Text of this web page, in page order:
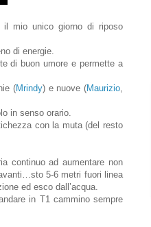
il mio unico giorno di riposo
di energie.
di buon umore e permette a
(Mrindy) e nuove (Maurizio,
in senso orario.
con la muta (del resto
continuo ad aumentare non
5-6 metri fuori linea
ed esco dall’acqua.
in T1 cammino sempre